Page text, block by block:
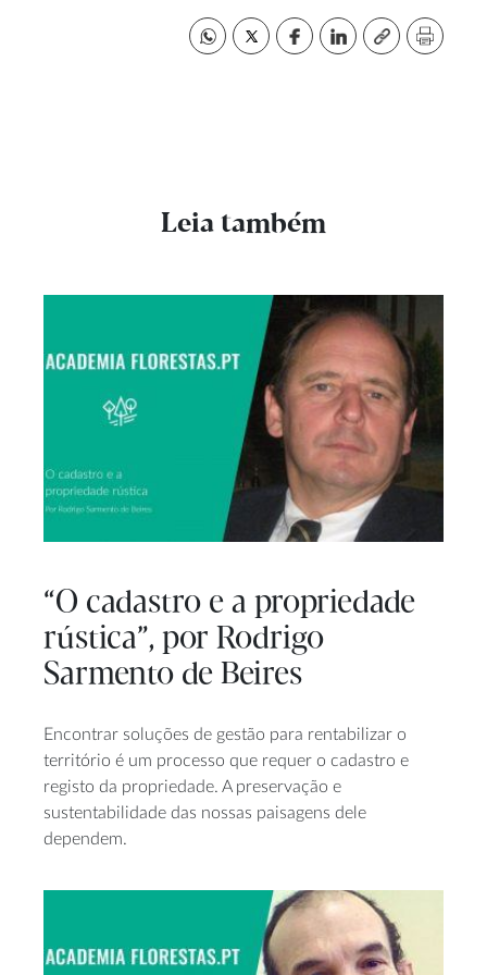
Leia também
“O cadastro e a propriedade
rústica”, por Rodrigo
Sarmento de Beires
Encontrar soluções de gestão para rentabilizar o
território é um processo que requer o cadastro e
registo da propriedade. A preservação e
sustentabilidade das nossas paisagens dele
dependem.